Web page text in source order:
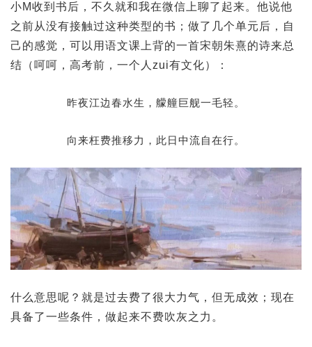
小M收到书后，不久就和我在微信上聊了起来。他说他
之前从没有接触过这种类型的书；做了几个单元后，自
己的感觉，可以用语文课上背的一首宋朝朱熹的诗来总
结（呵呵，高考前，一个人zui有文化）：
昨夜江边春水生，艨艟巨舰一毛轻。
向来枉费推移力，此日中流自在行。
什么意思呢？就是过去费了很大力气，但无成效；现在
具备了一些条件，做起来不费吹灰之力。